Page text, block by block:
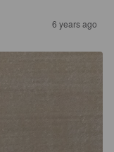
6 years ago